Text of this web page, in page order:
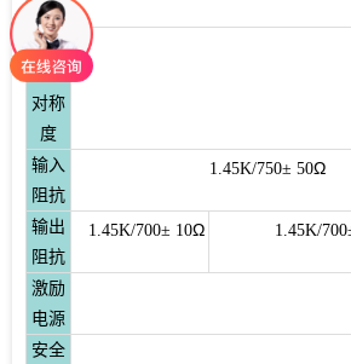
响
拉向/
压向
对称
度
输入
阻抗
1.45K/750± 50Ω
输出
阻抗
1.45K/700± 10Ω 1.45K/
激励
电源
安全